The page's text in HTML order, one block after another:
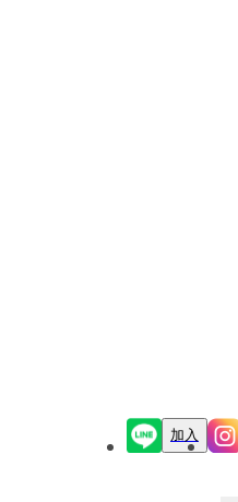
加入